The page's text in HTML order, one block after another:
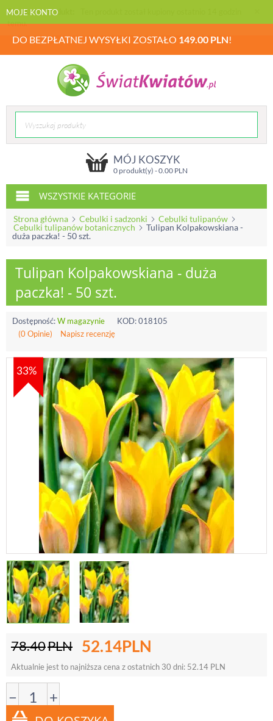
MOJE KONTO
DO BEZPŁATNEJ WYSYŁKI ZOSTAŁO 149.00 PLN!
MÓJ KOSZYK
0 produkt(y) -0.00PLN
WSZYSTKIE KATEGORIE
Strona główna Cebulki i sadzonki
Cebulki tulipanów
Cebulki tulipanów botanicznych
Tulipan Kolpakowskiana -
duża paczka! - 50 szt.
Tulipan Kolpakowskiana - duża
paczka! - 50 szt.
Dostępność:W magazynie KOD:018105
(0 Opinie)
Napisz recenzję
33%
78.40PLN 52.14PLN
Aktualnie jest to najniższa cena z ostatnich 30 dni: 52.14 PLN
− +